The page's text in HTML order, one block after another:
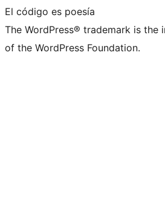
El código es poesía
The WordPress® trademark is
of the WordPress Foundation.